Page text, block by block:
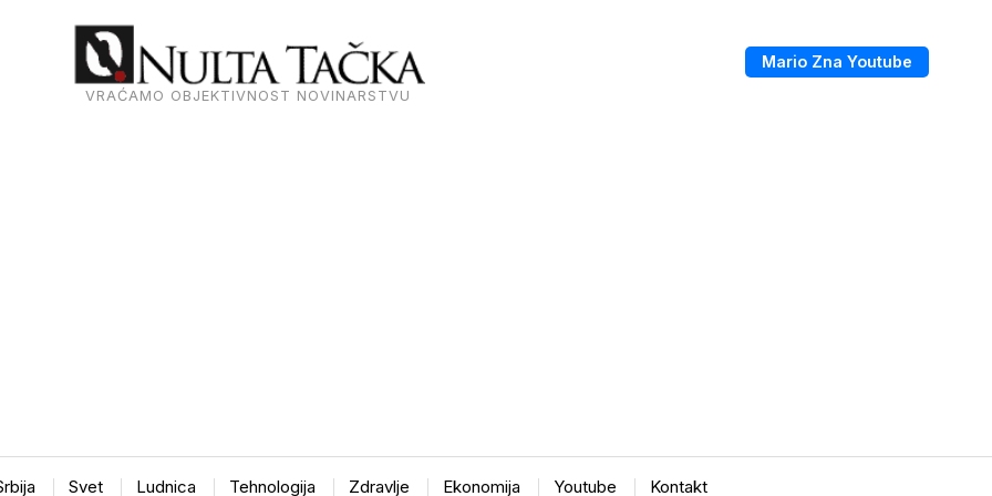
VRAĆAMO OBJEKTIVNOST NOVINARSTVU
Mario Zna Youtube
Svet Ludnica Tehnologija Zdravlje Ekonomija Youtube Kontakt